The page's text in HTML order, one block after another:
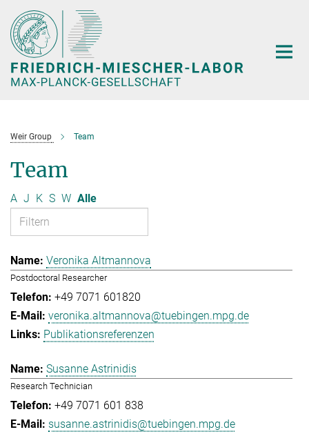
Hauptinhalt
Weir Group Team
Team
A J K S W Alle
Veronika Altmannova
Postdoctoral Researcher
+49 7071 601820
veronika.altmannova@tuebingen.mpg.de
Publikationsreferenzen
Susanne Astrinidis
Research Technician
+49 7071 601 838
susanne.astrinidis@tuebingen.mpg.de